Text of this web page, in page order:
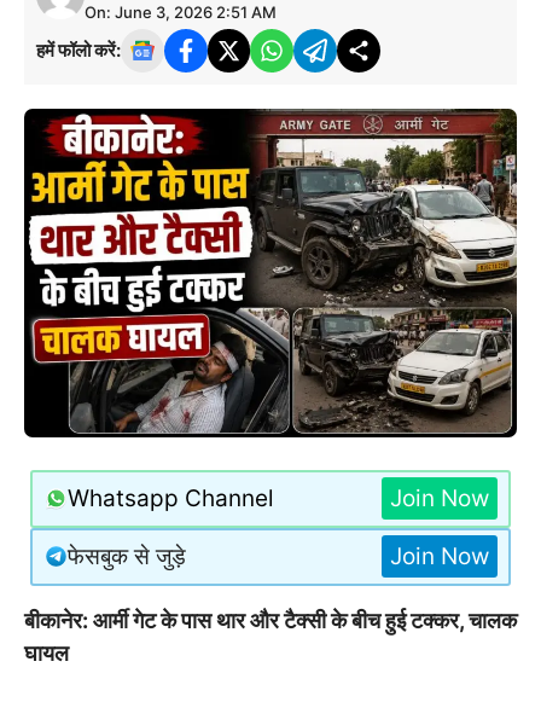
On: June 3, 2026 2:51 AM
हमें फॉलो करें:
Whatsapp Channel Join Now
फेसबुक से जुड़े Join Now
बीकानेर: आर्मी गेट के पास थार और टैक्सी के बीच हुई टक्कर, चालक
घायल